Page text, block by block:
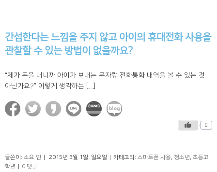
간섭한다는 느낌을 주지 않고 아이의 휴대전화 사용을
관찰할 수 있는 방법이 없을까요?
“제가 돈을 내니까 아이가 보내는 문자랑 전화통화 내역을 볼 수 있는 것
아닌가요?” 이렇게 생각하는 [...]
0
글쓴이: 소요 인 2015년 3월 1일. 일요일 카테고리: 스마트폰 사용, 청소년, 초등고
학년
0 댓글